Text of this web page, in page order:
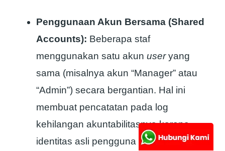
Penggunaan Akun Bersama (Shared
Accounts): Beberapa staf
menggunakan satu akun useryang
sama (misalnya akun “Manager” atau
“Admin”) secara bergantian. Hal ini
membuat pencatatan pada log
kehilangan akuntabilitasnya karena
identitas asli pengguna fisik tidak dapat